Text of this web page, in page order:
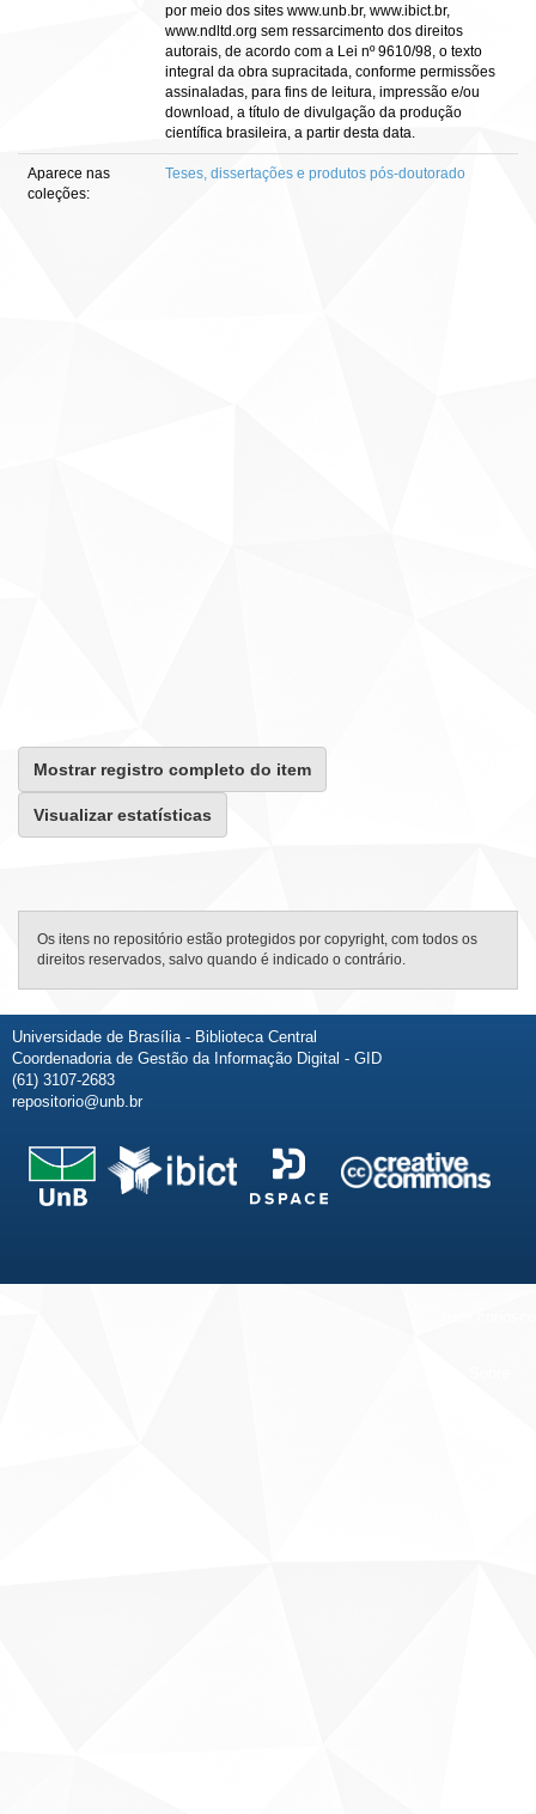
por meio dos sites www.unb.br, www.ibict.br,
www.ndltd.org sem ressarcimento dos direitos
autorais, de acordo com a Lei nº 9610/98, o texto
integral da obra supracitada, conforme permissões
assinaladas, para fins de leitura, impressão e/ou
download, a título de divulgação da produção
científica brasileira, a partir desta data.
Aparece nas
coleções:
Teses, dissertações e produtos pós-doutorado
Mostrar registro completo do item
Visualizar estatísticas
Os itens no repositório estão protegidos por copyright, com todos os
direitos reservados, salvo quando é indicado o contrário.
Universidade de Brasília - Biblioteca Central
Coordenadoria de Gestão da Informação Digital - GID
(61) 3107-2683
repositorio@unb.br